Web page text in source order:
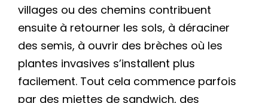
villages ou des chemins contribuent
ensuite à retourner les sols, à déraciner
des semis, à ouvrir des brèches où les
plantes invasives s’installent plus
facilement. Tout cela commence parfois
par des miettes de sandwich, des